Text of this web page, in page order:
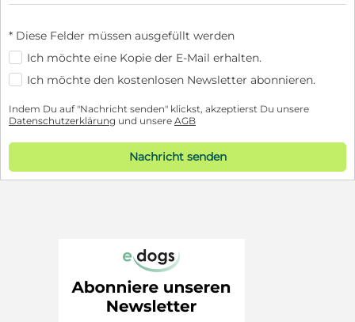
* Diese Felder müssen ausgefüllt werden
Ich möchte eine Kopie der E-Mail erhalten.
Ich möchte den kostenlosen Newsletter abonnieren.
Indem Du auf "Nachricht senden" klickst, akzeptierst Du unsere
Datenschutzerklärung und unsere AGB
Nachricht senden